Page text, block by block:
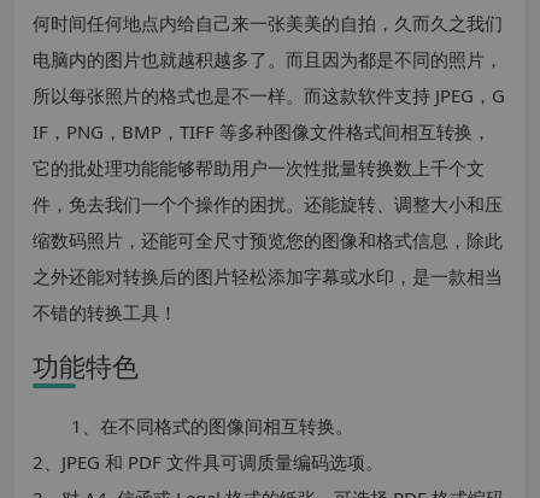
何时间任何地点内给自己来一张美美的自拍，久而久之我们
电脑内的图片也就越积越多了。而且因为都是不同的照片，
所以每张照片的格式也是不一样。而这款软件支持 JPEG，G
IF，PNG，BMP，TIFF 等多种图像文件格式间相互转换，
它的批处理功能能够帮助用户一次性批量转换数上千个文
件，免去我们一个个操作的困扰。还能旋转、调整大小和压
缩数码照片，还能可全尺寸预览您的图像和格式信息，除此
之外还能对转换后的图片轻松添加字幕或水印，是一款相当
不错的转换工具！
功能特色
1、在不同格式的图像间相互转换。
2、JPEG 和 PDF 文件具可调质量编码选项。